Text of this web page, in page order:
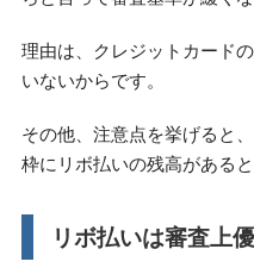
理由は、クレジットカード
いないからです。
その他、注意点を挙げると
枠にリボ払いの残高がある
リボ払いは審査上